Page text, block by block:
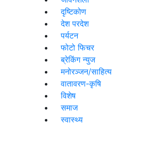
दृष्टिकोण
देश परदेश
पर्यटन
फोटो फिचर
ब्रेकिंग न्युज
मनोरञ्जन/साहित्य
वातावरण-कृषि
विशेष
समाज
स्वास्थ्य